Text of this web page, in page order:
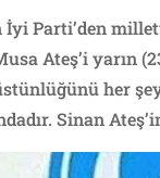
Parti’den
Ateş’i
her
Sinan